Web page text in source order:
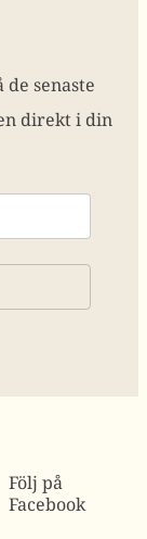
senaste
direkt i din
Följ på
Facebook